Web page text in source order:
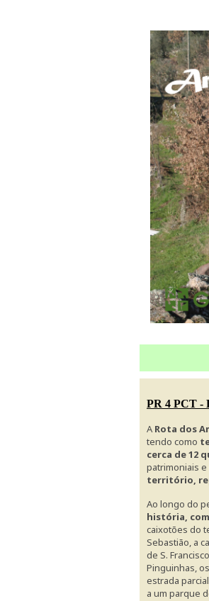
PR 4 PCT -
A Rota dos
tendo como
cerca de 12
patrimoniais
território,
Ao longo do
história,
caixotões do
Sebastião, a
de S.
Pinguinhas,
estrada
a um parque